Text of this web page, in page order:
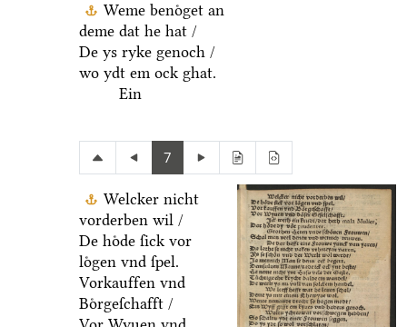
Weme benoͤget an
deme dat he hat /
De ys ryke genoch /
wo ydt em ock ghat.
Ein
7
Welcker nicht
vorderben wil /
De hoͤde ſick vor
loͤgen vnd ſpel.
Vorkauffen vnd
Boͤrgeſchafft /